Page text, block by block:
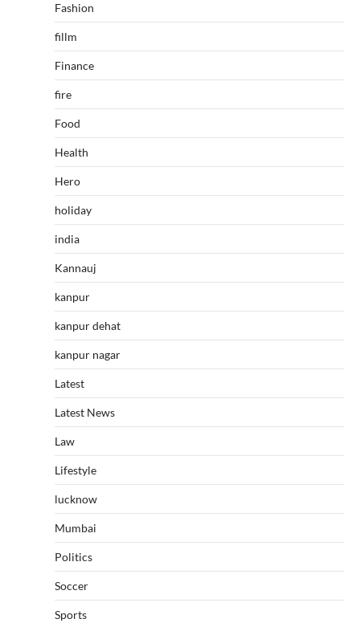
Fashion
fillm
Finance
fire
Food
Health
Hero
holiday
india
Kannauj
kanpur
kanpur dehat
kanpur nagar
Latest
Latest News
Law
Lifestyle
lucknow
Mumbai
Politics
Soccer
Sports